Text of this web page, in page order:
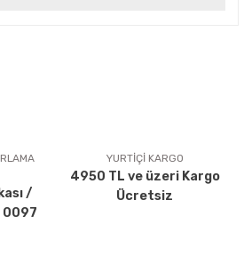
bilgiler bulunuyor.
bulunuyor.
daha pahalı.
alternatifler olmalı.
/
0097
YURTİÇİ KARGO
4950 TL ve üzeri Kargo
Ücretsiz